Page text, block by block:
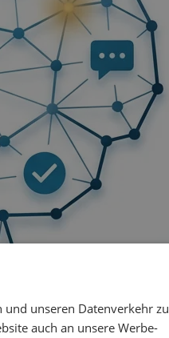
unseren Datenverkehr zu
auch an unsere Werbe-